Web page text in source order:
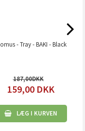
- Tray - BAKI - Black
187,00
159,00 DKK
LÆG I KURVEN